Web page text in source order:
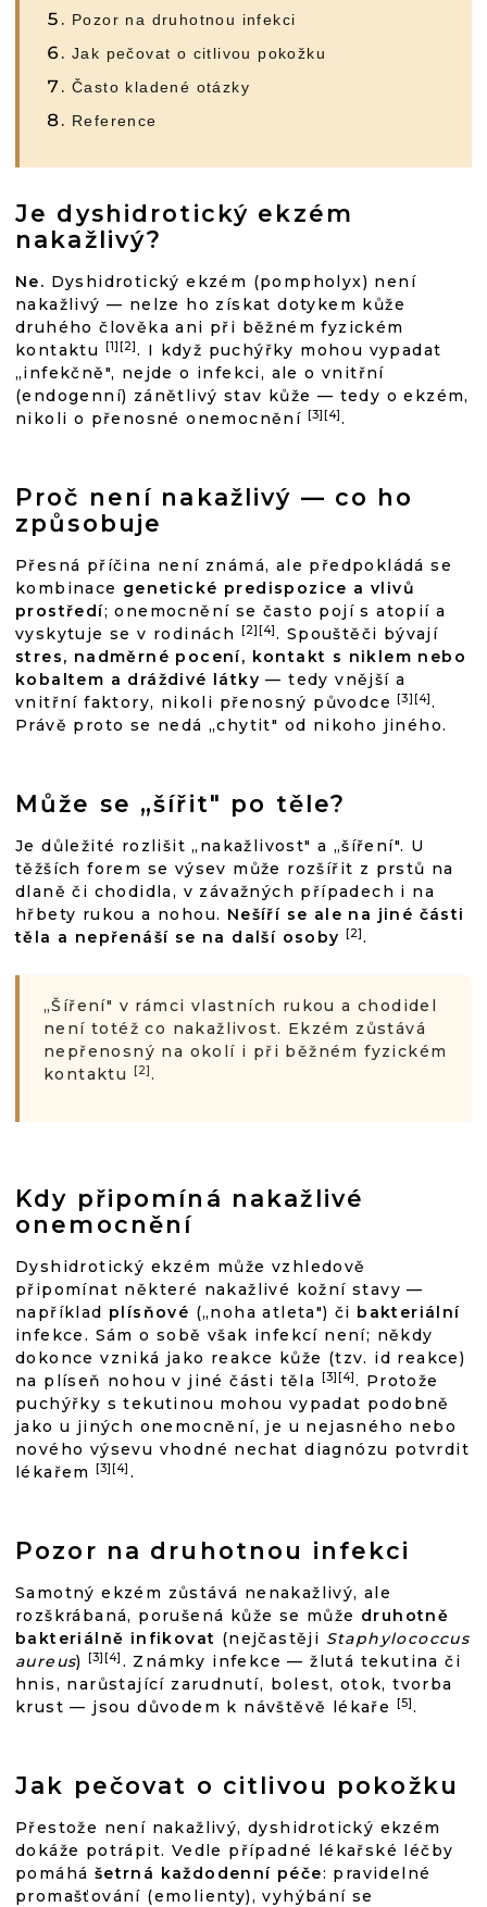
Pozor na druhotnou infekci
Jak pečovat o citlivou pokožku
Často kladené otázky
Reference
Je dyshidrotický ekzém
nakažlivý?
Ne. Dyshidrotický ekzém (pompholyx) není
nakažlivý — nelze ho získat dotykem kůže
druhého člověka ani při běžném fyzickém
kontaktu
[1][2]. I když puchýřky mohou vypadat
„infekčně", nejde o infekci, ale o vnitřní
(endogenní) zánětlivý stav kůže — tedy o ekzém,
nikoli o přenosné onemocnění [3][4].
Proč není nakažlivý — co ho
způsobuje
Přesná příčina není známá, ale předpokládá se
kombinace genetické predispozice a vlivů
prostředí; onemocnění se často pojí s atopií a
vyskytuje se v rodinách
[2][4]. Spouštěči bývají
stres, nadměrné pocení, kontakt s niklem nebo
kobaltem a dráždivé látky — tedy vnější a
vnitřní faktory, nikoli přenosný původce[3][4].
Právě proto se nedá „chytit" od nikoho jiného.
Může se „šířit" po těle?
Je důležité rozlišit „nakažlivost" a „šíření". U
těžších forem se výsev může rozšířit z prstů na
dlaně či chodidla, v závažných případech i na
hřbety rukou a nohou. Nešíří se ale na jiné části
těla a nepřenáší se na další osoby [2].
„Šíření" v rámci vlastních rukou a chodidel
není totéž co nakažlivost. Ekzém zůstává
nepřenosný na okolí i při běžném fyzickém
kontaktu
[2].
Kdy připomíná nakažlivé
onemocnění
Dyshidrotický ekzém může vzhledově
připomínat některé nakažlivé kožní stavy —
například plísňové („noha atleta") či bakteriální
infekce. Sám o sobě však infekcí není; někdy
dokonce vzniká jako reakce kůže (tzv. id reakce)
na plíseň nohou v jiné části těla
[3][4]. Protože
puchýřky s tekutinou mohou vypadat podobně
jako u jiných onemocnění, je u nejasného nebo
nového výsevu vhodné nechat diagnózu potvrdit
lékařem[3][4] .
Pozor na druhotnou infekci
Samotný ekzém zůstává nenakažlivý, ale
rozškrábaná, porušená kůže se může druhotně
bakteriálně infikovat (nejčastěji Staphylococcus
aureus)[3][4] . Známky infekce — žlutá tekutina či
hnis, narůstající zarudnutí, bolest, otok, tvorba
krust — jsou důvodem k návštěvě lékaře
[5].
Jak pečovat o citlivou pokožku
Přestože není nakažlivý, dyshidrotický ekzém
dokáže potrápit. Vedle případné lékařské léčby
pomáhá šetrná každodenní péče: pravidelné
promašťování (emolienty), vyhýbání se